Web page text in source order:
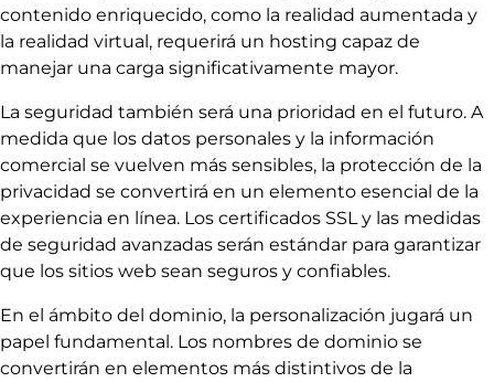
contenido enriquecido, como la realidad aumentada y
la realidad virtual, requerirá un hosting capaz de
manejar una carga significativamente mayor.
La seguridad también será una prioridad en el futuro. A
medida que los datos personales y la información
comercial se vuelven más sensibles, la protección de la
privacidad se convertirá en un elemento esencial de la
experiencia en línea. Los certificados SSL y las medidas
de seguridad avanzadas serán estándar para garantizar
que los sitios web sean seguros y confiables.
En el ámbito del dominio, la personalización jugará un
papel fundamental. Los nombres de dominio se
convertirán en elementos más distintivos de la